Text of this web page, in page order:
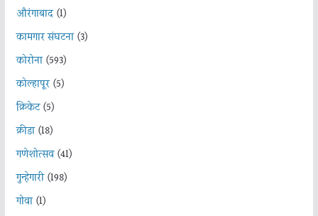
औरंगाबाद(1)
कामगार संघटना(3)
कोरोना(593)
कोल्हापूर(5)
क्रिकेट(5)
क्रीडा(18)
गणेशोत्सव(41)
गुन्हेगारी(198)
गोवा(1)